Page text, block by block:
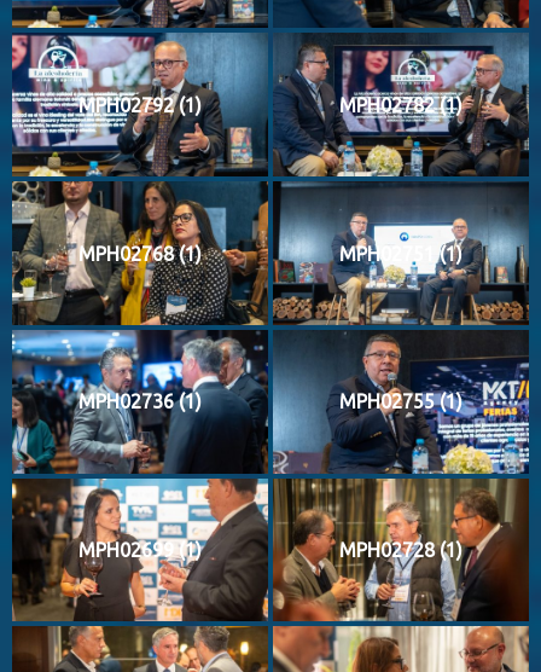
MPH02792 (1) MPH02782 (1)
MPH02768 (1) MPH02751 (1)
MPH02736 (1) MPH02755 (1)
MPH02699 (1) MPH02728 (1)